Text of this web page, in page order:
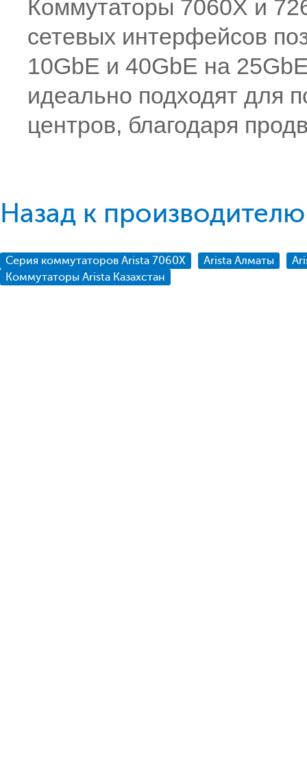
Коммутаторы 7060X и
сетевых интерфейсов
10GbE и 40GbE на
идеально подходят для
центров, благодаря
Назад к
Серия коммутаторов Arista 7060X Arista Алматы
Коммутаторы Arista Казахстан